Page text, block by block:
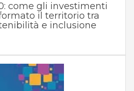
come gli investimenti
il territorio tra
e inclusione